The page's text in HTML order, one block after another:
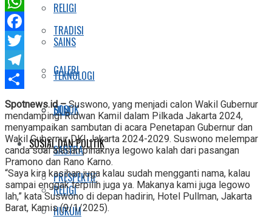
RELIGI
SAINS
TEKNOLOGI
SOSOK
SOSIAL DAN POLITIK
PRESPEKTIF
HUKUM
TRADISI
GALERI
FILM
SASTRA
RELIGI
WhatsApp
Facebook
Twitter
Telegram
Share
Spotnews.id –Suswono, yang menjadi calon Wakil Gubernur
mendampingi Ridwan Kamil dalam Pilkada Jakarta 2024,
menyampaikan sambutan di acara Penetapan Gubernur dan
Wakil Gubernur DKI Jakarta 2024-2029. Suswono melempar
canda soal alasan pihaknya legowo kalah dari pasangan
Pramono dan Rano Karno.
“Saya kira kasihan juga kalau sudah mengganti nama, kalau
sampai enggak terpilih juga ya. Makanya kami juga legowo
lah,” kata Suswono di depan hadirin, Hotel Pullman, Jakarta
Barat, Kamis (9/1/2025).